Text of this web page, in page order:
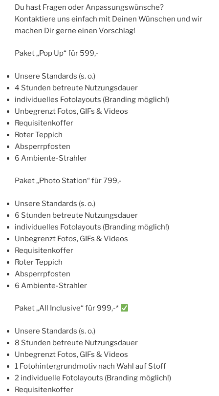
Du hast Fragen oder Anpassungswünsche?
Kontaktiere uns einfach mit Deinen Wünschen und wir
machen Dir gerne einen Vorschlag!
Paket „Pop Up“ für 599,-
Unsere Standards (s. o.)
4 Stunden betreute Nutzungsdauer
individuelles Fotolayouts (Branding möglich!)
Unbegrenzt Fotos, GIFs & Videos
Requisitenkoffer
Roter Teppich
Absperrpfosten
6 Ambiente-Strahler
Paket „Photo Station“ für 799,-
Unsere Standards (s. o.)
6 Stunden betreute Nutzungsdauer
individuelles Fotolayouts (Branding möglich!)
Unbegrenzt Fotos, GIFs & Videos
Requisitenkoffer
Roter Teppich
Absperrpfosten
6 Ambiente-Strahler
Paket „All Inclusive“ für 999,-*
Unsere Standards (s. o.)
8 Stunden betreute Nutzungsdauer
Unbegrenzt Fotos, GIFs & Videos
1 Fotohintergrundmotiv nach Wahl auf Stoff
2 individuelle Fotolayouts (Branding möglich!)
Requisitenkoffer